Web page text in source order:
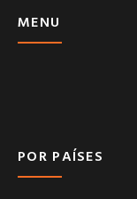
MENU
POR PAÍSES